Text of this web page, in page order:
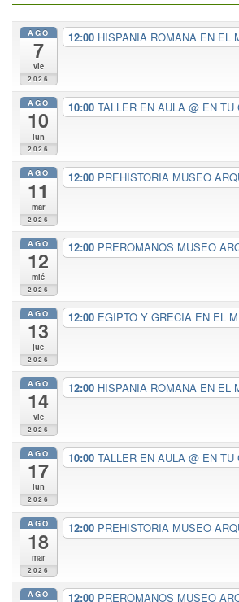
AGO
7
vie
2026
12:00 HISPANIA ROMANA EN EL
AGO
10
lun
2026
10:00 TALLER EN AULA @ EN TU
AGO
11
mar
2026
12:00 PREHISTORIA MUSEO
AGO
12
mié
2026
12:00 PREROMANOS MUSEO
AGO
13
jue
2026
12:00 EGIPTO Y GRECIA EN EL
AGO
14
vie
2026
12:00 HISPANIA ROMANA EN EL
AGO
17
lun
2026
10:00 TALLER EN AULA @ EN TU
AGO
18
mar
2026
12:00 PREHISTORIA MUSEO
AGO 12:00 PREROMANOS MUSEO